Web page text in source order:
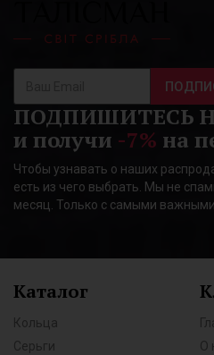
ПОДПИШИТЕСЬ
и получи -7% на
Чтобы узнавать о наших
есть из чего выбрать. Мы не
месяц. Только с самыми
Каталог
Кольца
Серьги
О